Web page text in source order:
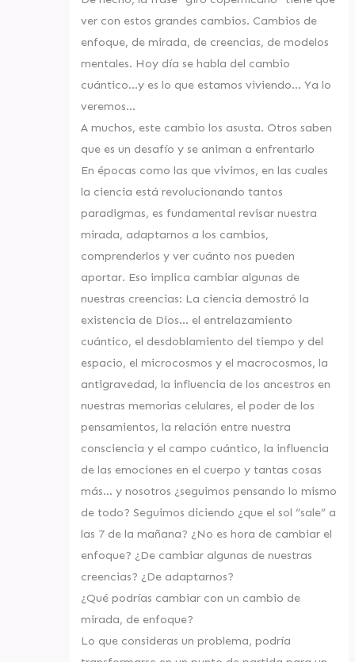
ver con estos grandes cambios. Cambios de
enfoque, de mirada, de creencias, de modelos
mentales. Hoy día se habla del cambio
cuántico…y es lo que estamos viviendo… Ya lo
veremos…
A muchos, este cambio los asusta. Otros saben
que es un desafío y se animan a enfrentarlo
En épocas como las que vivimos, en las cuales
la ciencia está revolucionando tantos
paradigmas, es fundamental revisar nuestra
mirada, adaptarnos a los cambios,
comprenderlos y ver cuánto nos pueden
aportar. Eso implica cambiar algunas de
nuestras creencias: La ciencia demostró la
existencia de Dios… el entrelazamiento
cuántico, el desdoblamiento del tiempo y del
espacio, el microcosmos y el macrocosmos, la
antigravedad, la influencia de los ancestros en
nuestras memorias celulares, el poder de los
pensamientos, la relación entre nuestra
consciencia y el campo cuántico, la influencia
de las emociones en el cuerpo y tantas cosas
más… y nosotros ¿seguimos pensando lo mismo
de todo? Seguimos diciendo ¿que el sol “sale” a
las 7 de la mañana? ¿No es hora de cambiar el
enfoque? ¿De cambiar algunas de nuestras
creencias? ¿De adaptarnos?
¿Qué podrías cambiar con un cambio de
mirada, de enfoque?
Lo que consideras un problema, podría